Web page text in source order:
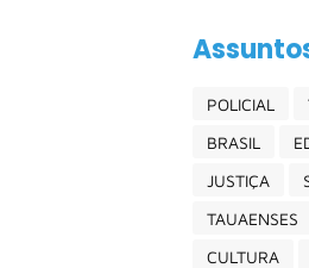
POLICIAL
BRASIL
JUSTIÇA
TAUAENSES
CULTURA